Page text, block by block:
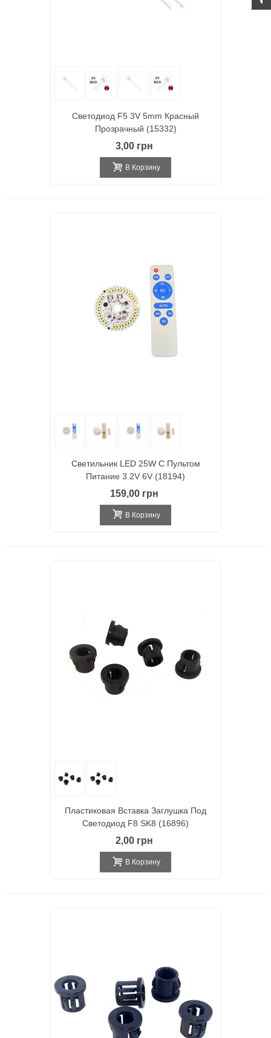
Светодиод F5 3V 5mm Красный
Прозрачный (15332)
3,00 грн
В Корзину
Светильник LED 25W С Пультом
Питание 3.2V 6V (18194)
159,00 грн
В Корзину
Пластиковая Вставка Заглушка Под
Светодиод F8 SK8 (16896)
2,00 грн
В Корзину